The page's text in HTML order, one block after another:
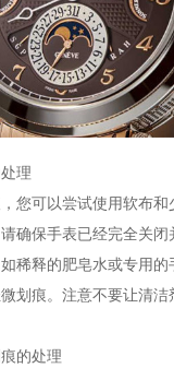
理
可以尝试使用软布和
确保手表已经完全关闭
稀释的肥皂水或专用
划痕。注意不要让清洁
的处理